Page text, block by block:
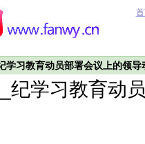
学习教育动员部署会议上的领导
纪学习教育动